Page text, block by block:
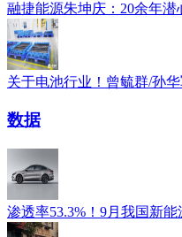
融捷能源朱坤庆：20余年
关于电池行业！曾毓群/孙
数据
渗透率53.3%！9月我国新